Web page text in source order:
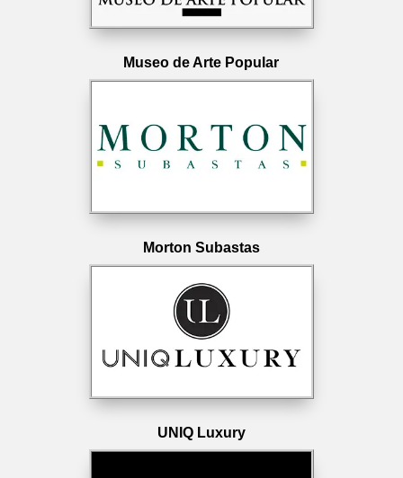
Museo de Arte Popular
Morton Subastas
UNIQ Luxury